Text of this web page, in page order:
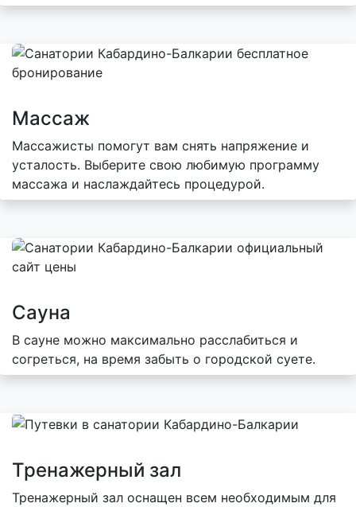
Массаж
Массажисты помогут вам снять напряжение и
усталость. Выберите свою любимую программу
массажа и наслаждайтесь процедурой.
Сауна
В сауне можно максимально расслабиться и
согреться, на время забыть о городской суете.
Тренажерный зал
Тренажерный зал оснащен всем необходимым для